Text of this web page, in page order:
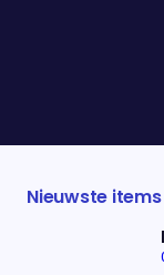
Nieuwste items